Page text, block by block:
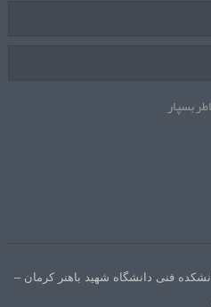
بسپار
فنی دانشگاه شهید باهنر کرمان –